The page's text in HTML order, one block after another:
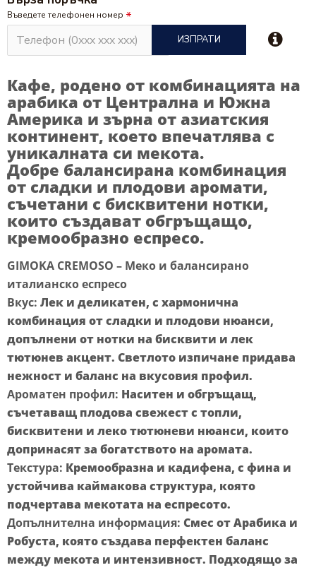
Въведете телефонен номер
ИЗПРАТИ
Кафе, родено от комбинацията на
арабика от Централна и Южна
Америка и зърна от азиатския
континент, което впечатлява с
уникалната си мекота.
Добре балансирана комбинация
от сладки и плодови аромати,
съчетани с бисквитени нотки,
които създават обгръщащо,
кремообразно еспресо.
GIMOKA CREMOSO – Меко и балансирано
италианско еспресо
Вкус: Лек и деликатен, с хармонична
комбинация от сладки и плодови нюанси,
допълнени от нотки на бисквити и лек
тютюнев акцент. Светлото изпичане придава
нежност и баланс на вкусовия профил.
Ароматен профил: Наситен и обгръщащ,
съчетаващ плодова свежест с топли,
бисквитени и леко тютюневи нюанси, които
допринасят за богатството на аромата.
Текстура: Кремообразна и кадифена, с фина и
устойчива каймакова структура, която
подчертава мекотата на еспресото.
Допълнителна информация: Смес от Арабика и
Робуста, която създава перфектен баланс
между мекота и интензивност. Подходящо за